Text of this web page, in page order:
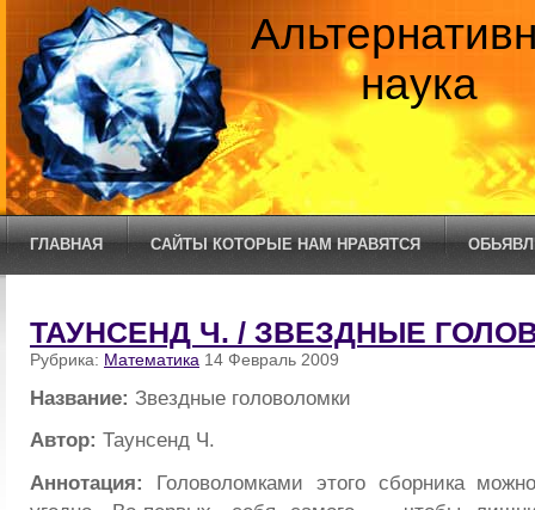
наука
ГЛАВНАЯ САЙТЫ КОТОРЫЕ НАМ НРАВЯТСЯ
ТАУНСЕНД Ч. / ЗВЕЗДНЫЕ
Рубрика: Математика 14 Февраль 2009
Название: Звездные головоломки
Автор: Таунсенд Ч.
Аннотация: Головоломками этого сборника